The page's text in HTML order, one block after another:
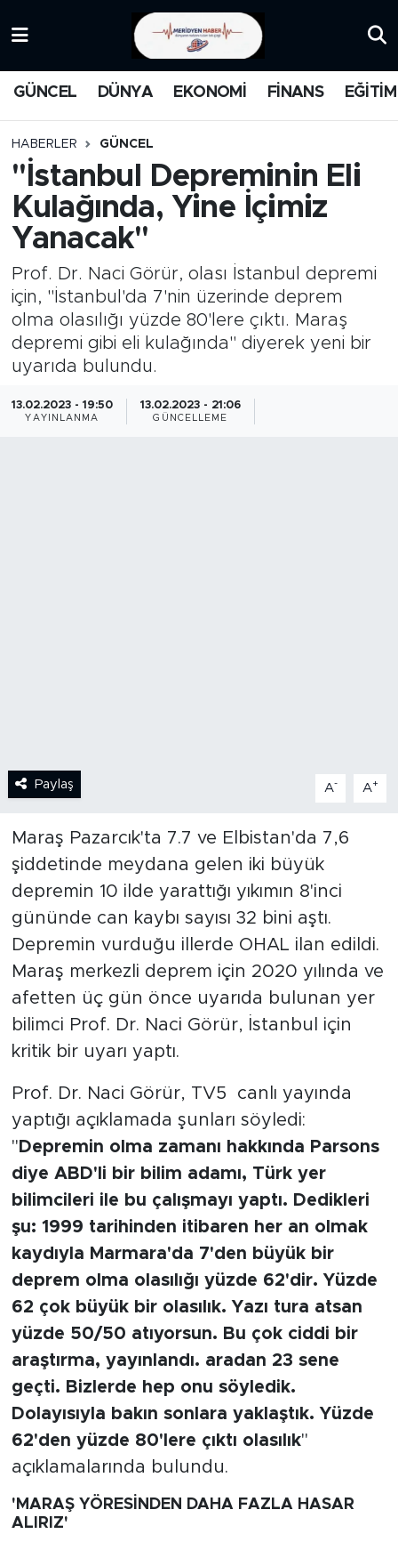
GÜNCEL DÜNYA EKONOMİ FİNANS EĞİTİM
HABERLER GÜNCEL
''İstanbul Depreminin Eli
Kulağında, Yine İçimiz
Yanacak''
Prof. Dr. Naci Görür, olası İstanbul depremi
için, "İstanbul'da 7'nin üzerinde deprem
olma olasılığı yüzde 80'lere çıktı. Maraş
depremi gibi eli kulağında" diyerek yeni bir
uyarıda bulundu.
13.02.2023 - 19:50
YAYINLANMA
13.02.2023 - 21:06
GÜNCELLEME
Paylaş A- A+
Maraş Pazarcık'ta 7.7 ve Elbistan'da 7,6
şiddetinde meydana gelen iki büyük
depremin 10 ilde yarattığı yıkımın 8'inci
gününde can kaybı sayısı 32 bini aştı.
Depremin vurduğu illerde OHAL ilan edildi.
Maraş merkezli deprem için 2020 yılında ve
afetten üç gün önce uyarıda bulunan yer
bilimci Prof. Dr. Naci Görür, İstanbul için
kritik bir uyarı yaptı.
Prof. Dr. Naci Görür, TV5 canlı yayında
yaptığı açıklamada şunları söyledi:
" Depremin olma zamanı hakkında Parsons
diye ABD'li bir bilim adamı, Türk yer
bilimcileri ile bu çalışmayı yaptı. Dedikleri
şu: 1999 tarihinden itibaren her an olmak
kaydıyla Marmara'da 7'den büyük bir
deprem olma olasılığı yüzde 62'dir. Yüzde
62 çok büyük bir olasılık. Yazı tura atsan
yüzde 50/50 atıyorsun. Bu çok ciddi bir
araştırma, yayınlandı. aradan 23 sene
geçti. Bizlerde hep onu söyledik.
Dolayısıyla bakın sonlara yaklaştık. Yüzde
62'den yüzde 80'lere çıktı olasılık"
açıklamalarında bulundu.
'MARAŞ YÖRESİNDEN DAHA FAZLA HASAR
ALIRIZ'
MEDYA
FİNANS
DÜNYA
GÜNCEL
EKONOMİ
SPOR
KÜLTÜR SANAT
TARİHTEN GÜNÜMÜZE
TARİH
KADIN
SAĞLIK
SİYASET
MEDYA KÖŞESİ
FOTO GALERİ
ALINTI YAZARLAR
SOSYAL MEDYA
Trafik Durumu
Süper Lig Puan Durumu ve Fikstür
Tüm Manşetler
Son Dakika Haberleri